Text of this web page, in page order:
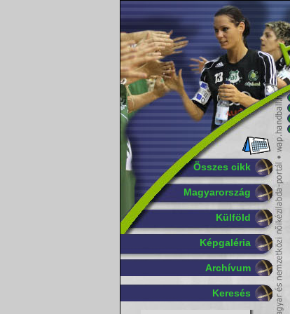
Összes cikk
Magyarország
Külföld
Képgaléria
Archívum
Keresés